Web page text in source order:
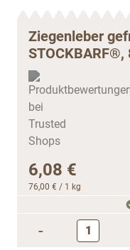
Ziegenleber
STOCKBARF®,
6,08 €
76,00 € / 1 kg
-